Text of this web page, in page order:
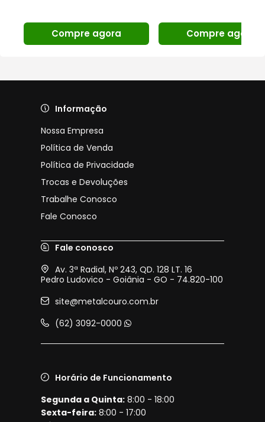
Compre agora Compre agora
Informação
Nossa Empresa
Política de Venda
Política de Privacidade
Trocas e Devoluções
Trabalhe Conosco
Fale Conosco
Fale conosco
Av. 3ª Radial, Nº 243, QD. 128 LT. 16
Pedro Ludovico - Goiânia - GO - 74.820-100
site@metalcouro.com.br
(62) 3092-0000
Horário de Funcionamento
Segunda a Quinta: 8:00 - 18:00
Sexta-feira: 8:00 - 17:00